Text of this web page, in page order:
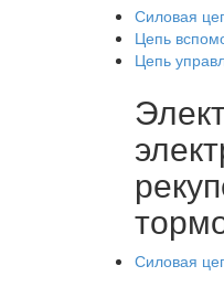
Силовая
Цепь
Цепь
Силовая